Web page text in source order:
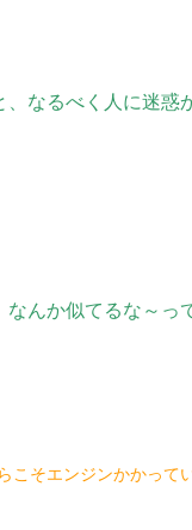
なるべく人に迷惑
んか似てるな～っ
こそエンジンかかって